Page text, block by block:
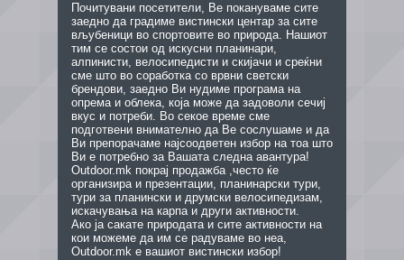
Почитувани посетители, Ве покануваме сите
заедно да градиме вистински центар за сите
вљубеници во спортовите во природа. Нашиот
тим се состои од искусни планинари,
алпинисти, велосипедисти и скијачи и среќни
сме што во соработка со врвни светски
брендови, заедно Ви нудиме програма на
опрема и облека, која може да задоволи сечиј
вкус и потреби. Во секое време сме
подготвени внимателно да Ве сослушаме и да
Ви препорачаме најсоодветен избор на тоа што
Ви е потребно за Вашата следна авантура!
Outdoor.mk покрај продажба ,често ќе
организира и презентации, планинарски тури,
тури за планински и друмски велосипедизам,
искачувања на карпа и други активности.
Ако ја сакате природата и сите активности на
кои можеме да им се радуваме во неа,
Outdoor.mk е вашиот вистински избор!